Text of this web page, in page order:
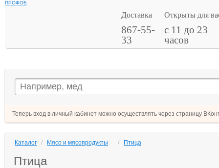
ПРОФОБ
Доставка
867-55-
33
Открыты для
с 11 до 23
часов
Теперь вход в личный кабинет можно осуществлять через страницу
Каталог / Мясо и мясопродукты / Птица
Птица